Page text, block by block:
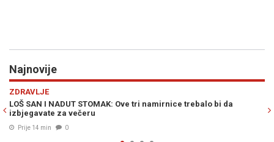
Najnovije
REGIJA
JAVNA TAJNA U SRBIJI POTVRĐENA, ZELENSKI IMA JAKO
RAZLOG ZA DOLAZAK: "Već se obilaze lokacije..."
Prije 18 min